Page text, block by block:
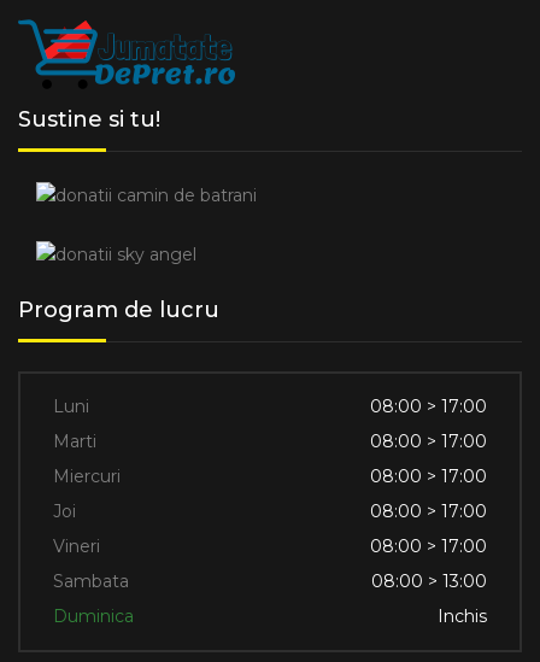
Sustine si tu!
Program de lucru
Luni
08:00 > 17:00
Marti
08:00 > 17:00
Miercuri
08:00 > 17:00
Joi
08:00 > 17:00
Vineri
08:00 > 17:00
Sambata
08:00 > 13:00
Duminica
Inchis